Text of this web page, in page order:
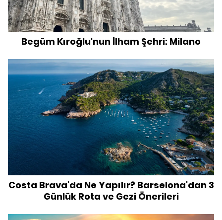
Begüm Kıroğlu'nun İlham Şehri: Milano
Costa Brava'da Ne Yapılır? Barselona'dan 3
Günlük Rota ve Gezi Önerileri